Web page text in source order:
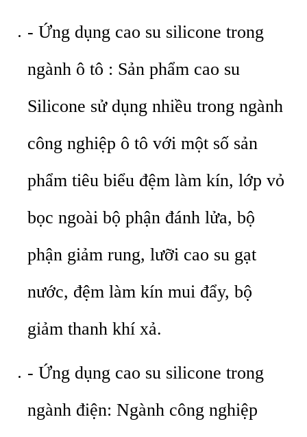
- Ứng dụng cao su silicone trong
ngành ô tô : Sản phẩm cao su
Silicone sử dụng nhiều trong ngành
công nghiệp ô tô với một số sản
phẩm tiêu biểu đệm làm kín, lớp vỏ
bọc ngoài bộ phận đánh lửa, bộ
phận giảm rung, lưỡi cao su gạt
nước, đệm làm kín mui đẩy, bộ
giảm thanh khí xả.
- Ứng dụng cao su silicone trong
ngành điện: Ngành công nghiệp